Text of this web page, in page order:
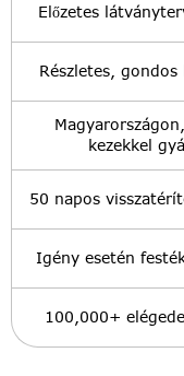
Előzetes
Részletes,
kezekkel
50 napos
Igény esetén
100,000+